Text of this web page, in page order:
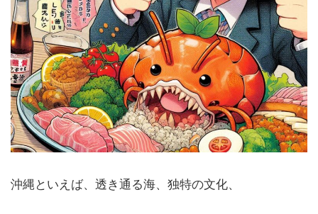
沖縄といえば、透き通る海、独特の文化、